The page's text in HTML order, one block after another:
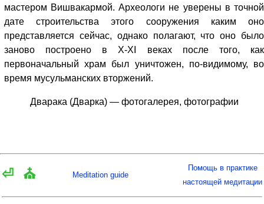
мастером Вишвакармой. Археологи не уверены в точной
дате строительства этого сооружения каким оно
представляется сейчас, однако полагают, что оно было
заново построено в X-XI веках после того, как
первоначальный храм был уничтожен, по-видимому, во
время мусульманских вторжений.
Дварака (Дварка) — фотогалерея, фотографии
⏎ ⛪ Meditation guide
Помощь в практике
настоящей медитации